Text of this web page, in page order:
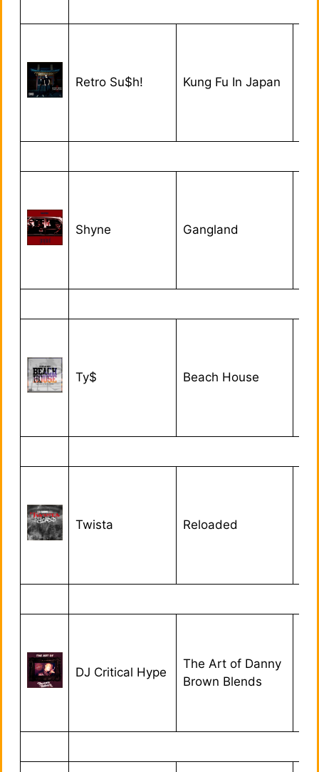
Retro Su$h! Kung Fu In Japan
Shyne Gangland
Ty$ Beach House
Twista Reloaded
DJ Critical Hype
The Art of Danny
Brown Blends